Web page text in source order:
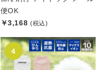
便OK
￥3,168 (税込)